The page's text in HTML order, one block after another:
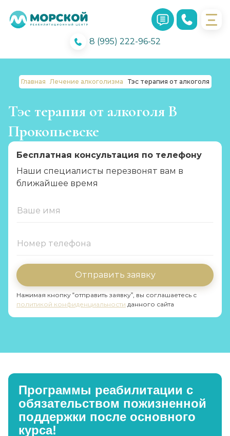
8 (995) 222-96-52
Главная Лечение алкоголизма Тэс терапия от алкоголя
Тэс терапия от алкоголя В
Прокопьевске
Бесплатная консультация по телефону
Наши специалисты перезвонят вам в
ближайшее время
Отправить заявку
Нажимая кнопку “отправить заявку”, вы соглашаетесь с
политикой конфиденциальности данного сайта
Программы реабилитации с
обязательством пожизненной
поддержки после основного
курса!